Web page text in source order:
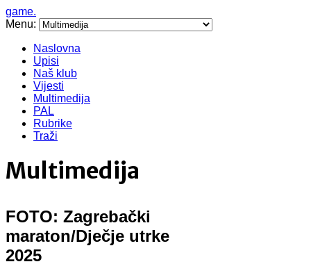
game.
Menu:
Naslovna
Upisi
Naš klub
Vijesti
Multimedija
PAL
Rubrike
Traži
Multimedija
FOTO: Zagrebački
maraton/Dječje utrke
2025